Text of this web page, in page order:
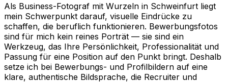
Als Business-Fotograf mit Wurzeln in Schweinfurt liegt
mein Schwerpunkt darauf, visuelle Eindrücke zu
schaffen, die beruflich funktionieren. Bewerbungsfotos
sind für mich kein reines Porträt — sie sind ein
Werkzeug, das Ihre Persönlichkeit, Professionalität und
Passung für eine Position auf den Punkt bringt. Deshalb
setze ich bei Bewerbungs- und Profilbildern auf eine
klare, authentische Bildsprache, die Recruiter und